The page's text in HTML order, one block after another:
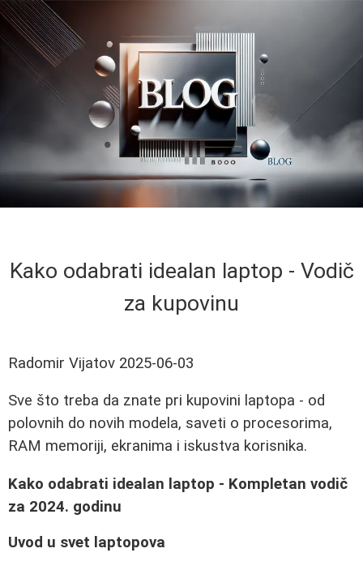
Kako odabrati idealan laptop - Vodič
za kupovinu
Radomir Vijatov 2025-06-03
Sve što treba da znate pri kupovini laptopa - od
polovnih do novih modela, saveti o procesorima,
RAM memoriji, ekranima i iskustva korisnika.
Kako odabrati idealan laptop - Kompletan vodič
za 2024. godinu
Uvod u svet laptopova